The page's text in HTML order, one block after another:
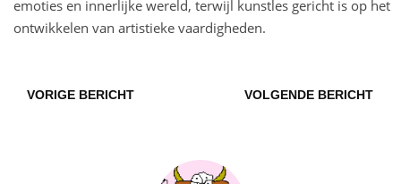
emoties en innerlijke wereld, terwijl kunstles gericht is op het
ontwikkelen van artistieke vaardigheden.
VORIGE BERICHT VOLGENDE BERICHT